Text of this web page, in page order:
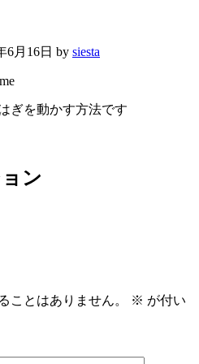
6月16日 by siesta
ぎを動かす方法です
ン
ことはありません。 ※ が付い